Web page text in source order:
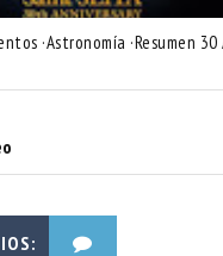
·Astronomía ·Resumen